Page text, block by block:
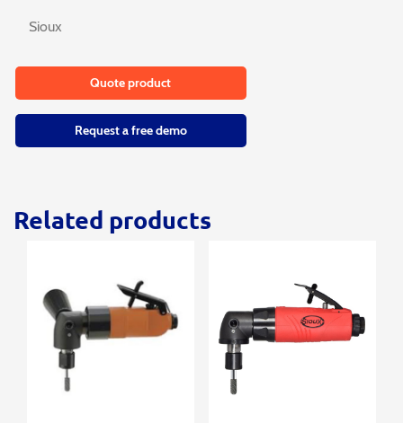
Sioux
Quote product
Request a free demo
Related products